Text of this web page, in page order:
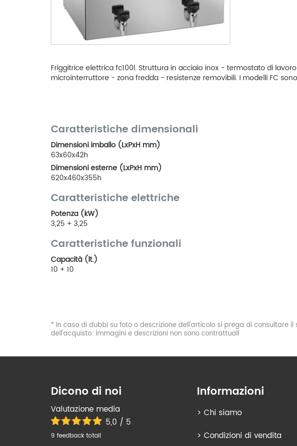
Friggitrice elettrica fc100l. Struttura in acciaio inox - termostato di
microinterruttore - zona fredda - resistenze removibili. I modelli FC
Caratteristiche dimensionali
Dimensioni imballo (LxPxH mm)
63x60x42h
Dimensioni esterne (LxPxH mm)
620x460x355h
Caratteristiche elettriche
Potenza (kW)
3,25 + 3,25
Caratteristiche funzionali
Capacità (lt.)
10 + 10
* In caso di dubbi su foto o descrizione dell'articolo si prega di consultare
dell'acquisto: immagini e descrizioni non sono contrattuali
Dicono di noi
Valutazione media
5,0 / 5
9 feedback totali
Informazioni
> Chi siamo
> Condizioni di vendita